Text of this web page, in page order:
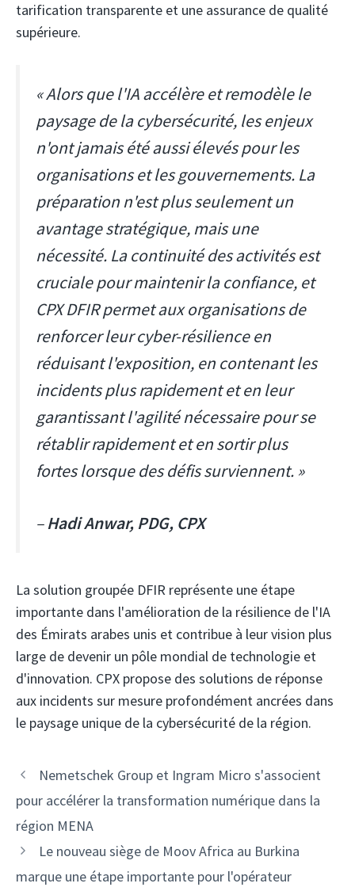
tarification transparente et une assurance de qualité
supérieure.
« Alors que l'IA accélère et remodèle le
paysage de la cybersécurité, les enjeux
n'ont jamais été aussi élevés pour les
organisations et les gouvernements. La
préparation n'est plus seulement un
avantage stratégique, mais une
nécessité. La continuité des activités est
cruciale pour maintenir la confiance, et
CPX DFIR permet aux organisations de
renforcer leur cyber-résilience en
réduisant l'exposition, en contenant les
incidents plus rapidement et en leur
garantissant l'agilité nécessaire pour se
rétablir rapidement et en sortir plus
fortes lorsque des défis surviennent. »
–Hadi Anwar, PDG, CPX
La solution groupée DFIR représente une étape
importante dans l'amélioration de la résilience de l'IA
des Émirats arabes unis et contribue à leur vision plus
large de devenir un pôle mondial de technologie et
d'innovation. CPX propose des solutions de réponse
aux incidents sur mesure profondément ancrées dans
le paysage unique de la cybersécurité de la région.
Navigation
des
articles
Nemetschek Group et Ingram Micro s'associent
pour accélérer la transformation numérique dans la
région MENA
Le nouveau siège de Moov Africa au Burkina
marque une étape importante pour l'opérateur